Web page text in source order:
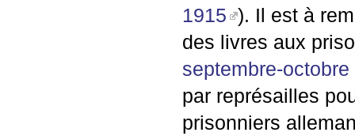
1915 ). Il est à
des livres aux
septembre-octobre
par représailles
prisonniers